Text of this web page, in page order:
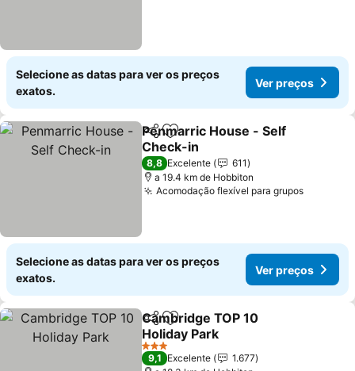
Selecione as datas para ver os preços
exatos.
Ver preços
PartilharAdicionar aos favoritos
Penmarric House - Self
Check-in
Ver preços
8,8 Excelente
611
a 19.4 km de Hobbiton
Acomodação flexível para gruposVer
Selecione as datas para ver os preços
exatos.
Ver preços
PartilharAdicionar aos favoritos
Cambridge TOP 10
Holiday Park
Ver preços
3 Estrelas
9,1 Excelente
1.677